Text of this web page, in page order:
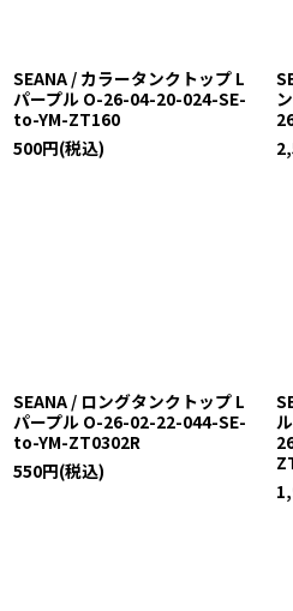
SEANA / カラータンクトップ L
パープル O-26-04-20-024-SE-
to-YM-ZT160
500円(税込)
SEANA / ロングタンクトップ L
パープル O-26-02-22-044-SE-
to-YM-ZT0302R
550円(税込)